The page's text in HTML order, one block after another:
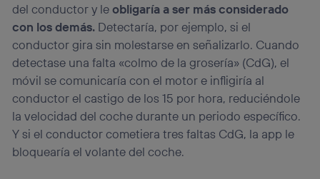
del conductor y leobligaría a ser más considerado
con los demás. Detectaría, por ejemplo, si el
conductor gira sin molestarse en señalizarlo. Cuando
detectase una falta «colmo de la grosería» (CdG), el
móvil se comunicaría con el motor e infligiría al
conductor el castigo de los 15 por hora, reduciéndole
la velocidad del coche durante un periodo específico.
Y si el conductor cometiera tres faltas CdG, la app le
bloquearía el volante del coche.
Si utilizasdatos móviles, el marketing será más
personalizado, ya que se basará únicamente en la
navegación del usuario del móvil.
Puedes gestionar los consentimientos Utiq seleccionando
“Administrar Utiq” en la parte inferior de esta página web o
visitando el portal de privacidad de Utiq
(“consenthub”). Para más información, consulta
política de privacidad de Utiq